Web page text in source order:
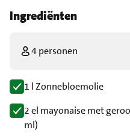
Ingrediënten
4 personen
1 l Zonnebloemolie
2 el mayonaise met
ml)